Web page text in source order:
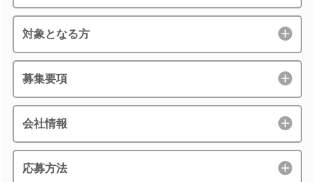
対象となる方
募集要項
会社情報
応募方法